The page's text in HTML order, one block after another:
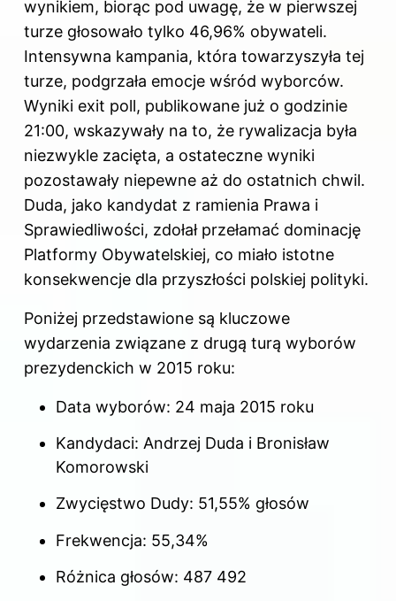
wynikiem, biorąc pod uwagę, że w pierwszej
turze głosowało tylko 46,96% obywateli.
Intensywna kampania, która towarzyszyła tej
turze, podgrzała emocje wśród wyborców.
Wyniki exit poll, publikowane już o godzinie
21:00, wskazywały na to, że rywalizacja była
niezwykle zacięta, a ostateczne wyniki
pozostawały niepewne aż do ostatnich chwil.
Duda, jako kandydat z ramienia Prawa i
Sprawiedliwości, zdołał przełamać dominację
Platformy Obywatelskiej, co miało istotne
konsekwencje dla przyszłości polskiej polityki.
Poniżej przedstawione są kluczowe
wydarzenia związane z drugą turą wyborów
prezydenckich w 2015 roku:
Data wyborów: 24 maja 2015 roku
Kandydaci: Andrzej Duda i Bronisław
Komorowski
Zwycięstwo Dudy: 51,55% głosów
Frekwencja: 55,34%
Różnica głosów: 487 492